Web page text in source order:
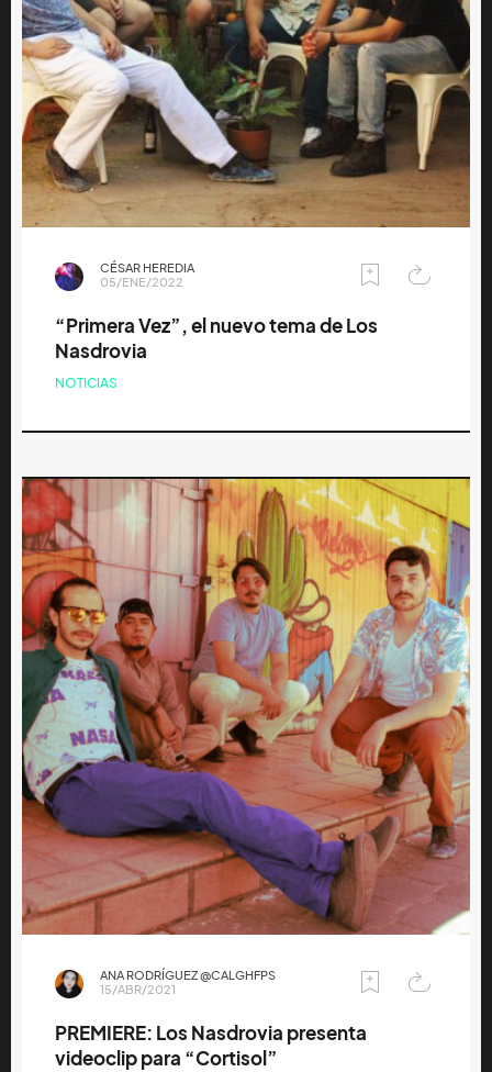
CÉSAR HEREDIA
05/ENE/2022
“Primera Vez”, el nuevo tema de Los
Nasdrovia
NOTICIAS
ANA RODRÍGUEZ @CALGHFPS
15/ABR/2021
PREMIERE: Los Nasdrovia presenta
videoclip para “Cortisol”